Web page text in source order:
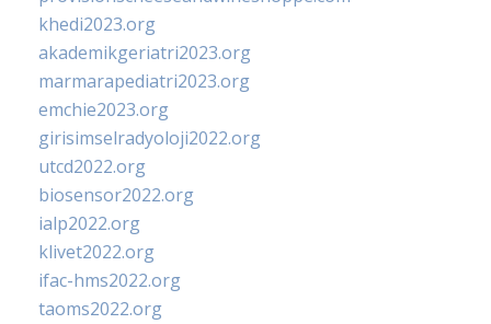
khedi2023.org
akademikgeriatri2023.org
marmarapediatri2023.org
emchie2023.org
girisimselradyoloji2022.org
utcd2022.org
biosensor2022.org
ialp2022.org
klivet2022.org
ifac-hms2022.org
taoms2022.org